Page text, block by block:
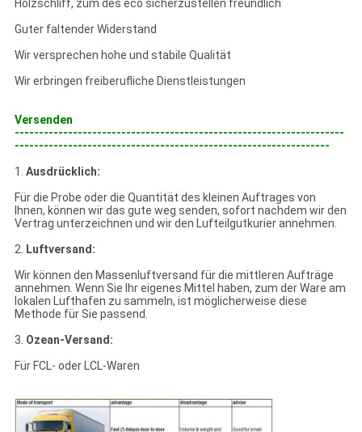
Holzschliff, zum des eco sicherzustellen freundlich
Guter faltender Widerstand
Wir versprechen hohe und stabile Qualität
Wir erbringen freiberufliche Dienstleistungen
Versenden
--------------------------------------------------------------------
-----------------------------------------------------------------
1. Ausdrücklich:
Für die Probe oder die Quantität des kleinen Auftrages von
Ihnen, können wir das gute weg senden, sofort nachdem wir den
Vertrag unterzeichnen und wir den Lufteilgutkurier annehmen.
2. Luftversand:
Wir können den Massenluftversand für die mittleren Aufträge
annehmen. Wenn Sie Ihr eigenes Mittel haben, zum der Ware am
lokalen Lufthafen zu sammeln, ist möglicherweise diese
Methode für Sie passend.
3. Ozean-Versand:
Für FCL- oder LCL-Waren